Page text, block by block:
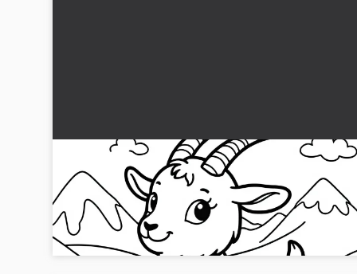
Gedebet med klokke om halsen på
alpegræsmark: Enkel farvelægningsskabelon
(Gratis)
Få den søde ged med klokke om halsen på alpeeng som
malebog. Download nu og vær kreativ!...